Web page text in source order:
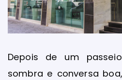
Depois de um
sombra e conversa